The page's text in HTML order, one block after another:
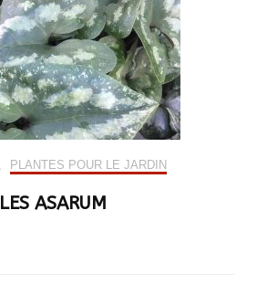
PLANTES POUR LE JARDIN
LES ASARUM